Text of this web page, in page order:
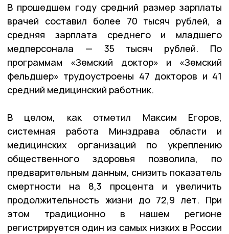
В прошедшем году средний размер зарплаты
врачей составил более 70 тысяч рублей, а
средняя зарплата среднего и младшего
медперсонала — 35 тысяч рублей. По
программам «Земский доктор» и «Земский
фельдшер» трудоустроены 47 докторов и 41
средний медицинский работник.
В целом, как отметил Максим Егоров,
системная работа Минздрава области и
медицинских организаций по укреплению
общественного здоровья позволила, по
предварительным данным, снизить показатель
смертности на 8,3 процента и увеличить
продолжительность жизни до 72,9 лет. При
этом традиционно в нашем регионе
регистрируется один из самых низких в России